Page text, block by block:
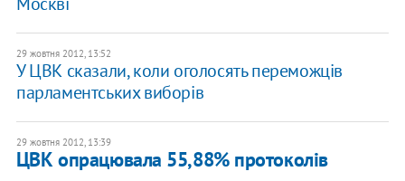
29 жовтня 2012, 13:52
У ЦВК сказали, коли оголосять переможців
парламентських виборів
29 жовтня 2012, 13:39
ЦВК опрацювала 55,88% протоколів